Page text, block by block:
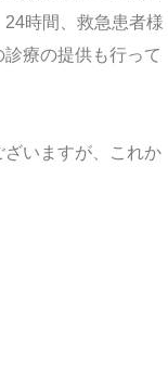
時間、救急患者様
療の提供も行って
いますが、これか